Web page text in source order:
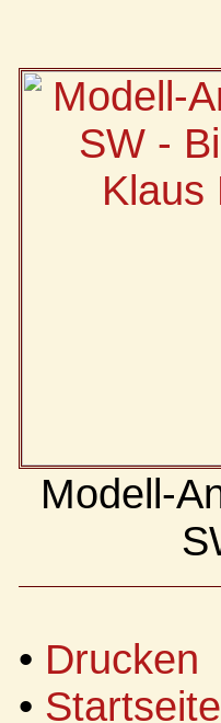
Modell-
• Drucken
• Startseite